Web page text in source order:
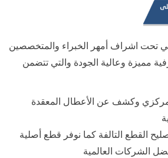
تحت اشراف أمهر الخبراء والمتخصصين
مميزة وعالية الجودة والتي تتضمن
وكشف عن الأعطال المعقدة
القطع التالفة كما نوفر قطع أصلية
الشركات العالمية